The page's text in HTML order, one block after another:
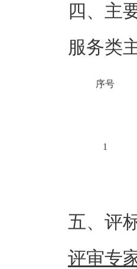
四、主
服务类
序号
1
五、评
评审专